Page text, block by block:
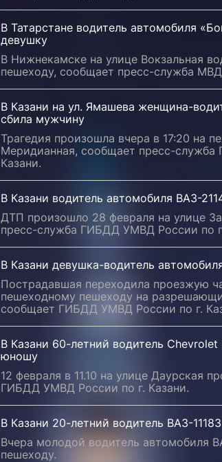
В Татарстане водитель автомобиля
девушку
В Нижнекамске на улице Вокзальная
пешеходу, сообщает пресс-служба
В Казани на ул. Ямашева женщина-
сбила мужчину
Трагедия произошла вчера в 17:20 на
Меридианная, сообщает пресс-
Казани.
В Казани водитель автомобиля ВАЗ-
ДТП произошло 28 февраля на улице
пресс-служба ГИБДД УМВД России по
В Казани девушка-водитель
Пострадавшая переходила проезжую
пешеходному пешеходу на
сообщает ГИБДД УМВД России по г.
В Казани 60-летний водитель Chevrolet
юношу
12 февраля в 11.10 на улице Даурская
ГИБДД УМВД России по г. Казани.
В Казани 20-летний водитель ВАЗ-
Вчера молодой водитель автомобиля
пешеходу.